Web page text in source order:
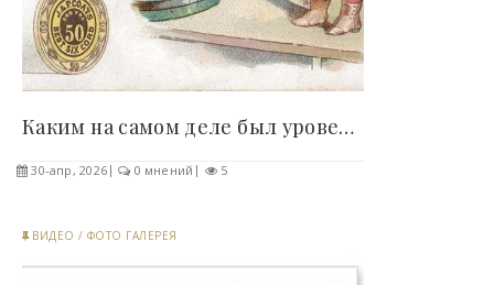
Каким на самом деле был уровень гигиены в..
30-апр, 2026 0 мнений 5
ВИДЕО / ФОТО ГАЛЕРЕЯ